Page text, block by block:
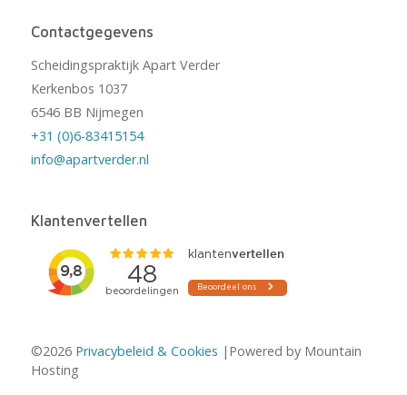
Contactgegevens
Scheidingspraktijk Apart Verder
Kerkenbos 1037
6546 BB Nijmegen
+31 (0)6-83415154
info@apartverder.nl
Klantenvertellen
©2026 Privacybeleid & Cookies |Powered by Mountain
Hosting